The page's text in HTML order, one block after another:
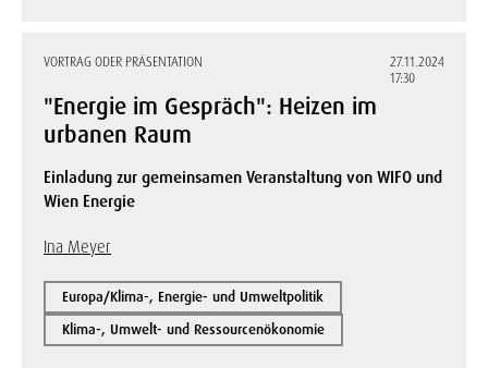
VORTRAG ODER PRÄSENTATION
27.11.2024
17:30
"Energie im Gespräch": Heizen im
urbanen Raum
Einladung zur gemeinsamen Veranstaltung von WIFO und
Wien Energie
Ina Meyer
Europa/Klima-, Energie- und Umweltpolitik
Klima-, Umwelt- und Ressourcenökonomie